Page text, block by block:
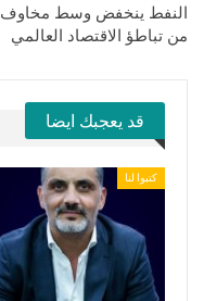
النفط ينخفض وسط مخاوف
من تباطؤ الاقتصاد العالمي
قد يعجبك ايضا
كتبوا لنا